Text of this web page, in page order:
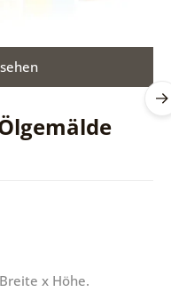
x Höhe.